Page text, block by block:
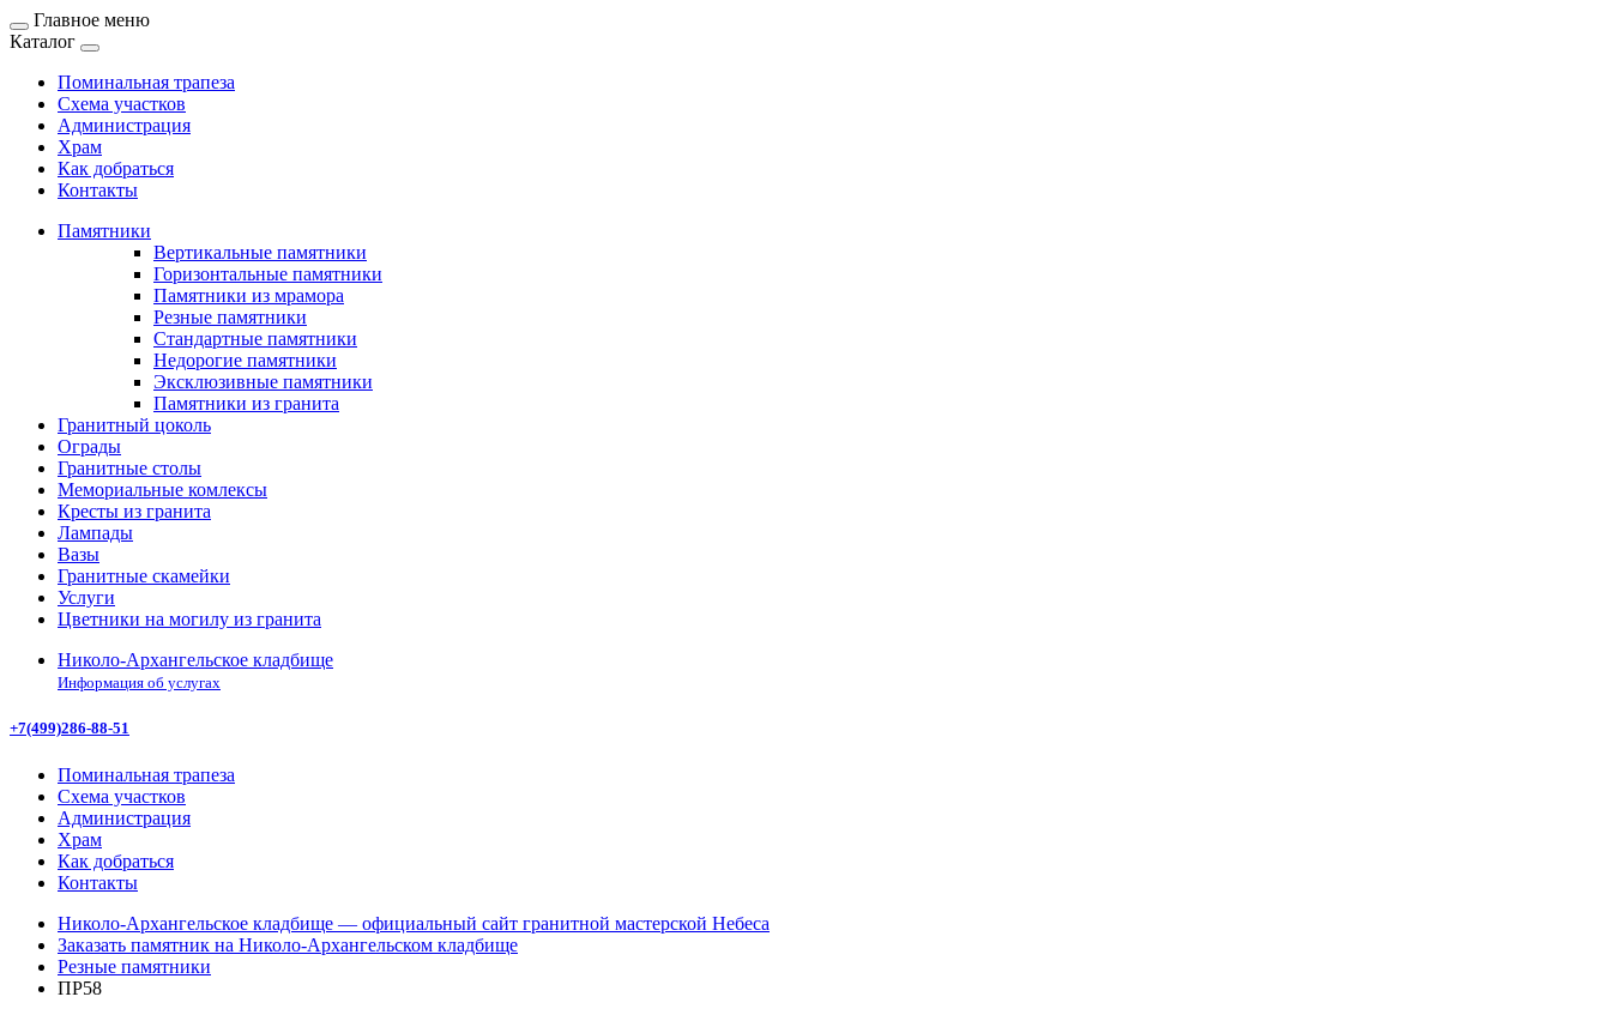
Главное меню
Каталог
Поминальная трапеза
Схема участков
Администрация
Храм
Как добраться
Контакты
Памятники
Вертикальные памятники
Горизонтальные памятники
Памятники из мрамора
Резные памятники
Стандартные памятники
Недорогие памятники
Эксклюзивные памятники
Памятники из гранита
Гранитный цоколь
Ограды
Гранитные столы
Мемориальные комлексы
Кресты из гранита
Лампады
Вазы
Гранитные скамейки
Услуги
Цветники на могилу из гранита
Николо-Архангельское кладбище
Информация об услугах
+7(499)286-88-51
Поминальная трапеза
Схема участков
Администрация
Храм
Как добраться
Контакты
Николо-Архангельское кладбище — официальный сайт гранитной мастерской Небеса
Заказать памятник на Николо-Архангельском кладбище
Резные памятники
ПР58